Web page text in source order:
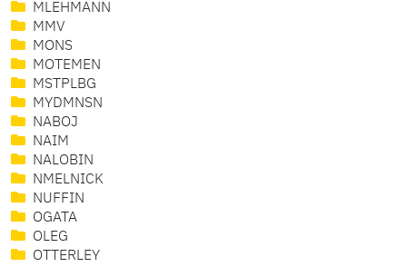
MLEHMANN
MMV
MONS
MOTEMEN
MSTPLBG
MYDMNSN
NABOJ
NAIM
NALOBIN
NMELNICK
NUFFIN
OGATA
OLEG
OTTERLEY